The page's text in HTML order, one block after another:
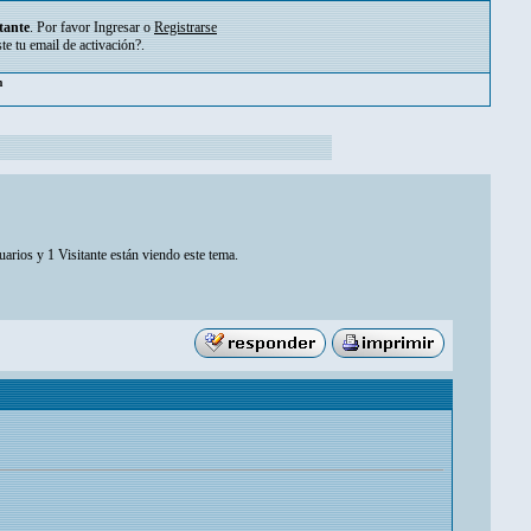
. Por favor Ingresar o Registrarse
tu email de activación?.
y 1 Visitante están viendo este tema.